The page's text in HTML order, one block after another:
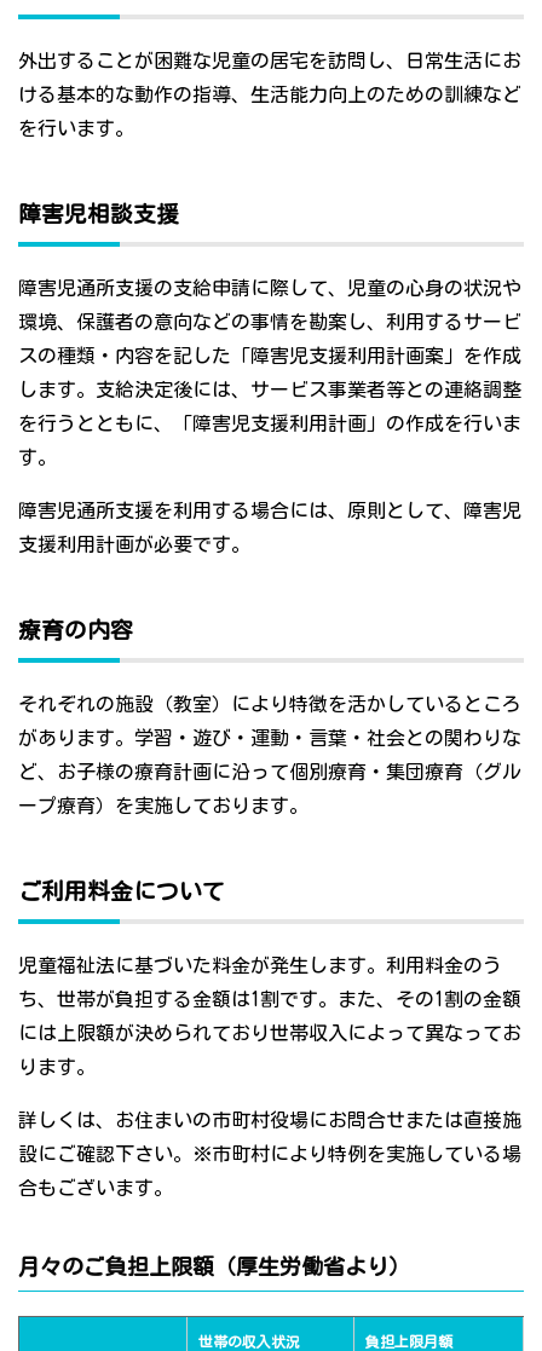
外出することが困難な児童の居宅を訪問し、日常生活にお
ける基本的な動作の指導、生活能力向上のための訓練など
を行います。
障害児相談支援
障害児通所支援の支給申請に際して、児童の心身の状況や
環境、保護者の意向などの事情を勘案し、利用するサービ
スの種類・内容を記した「障害児支援利用計画案」を作成
します。支給決定後には、サービス事業者等との連絡調整
を行うとともに、「障害児支援利用計画」の作成を行いま
す。
障害児通所支援を利用する場合には、原則として、障害児
支援利用計画が必要です。
療育の内容
それぞれの施設（教室）により特徴を活かしているところ
があります。学習・遊び・運動・言葉・社会との関わりな
ど、お子様の療育計画に沿って個別療育・集団療育（グル
ープ療育）を実施しております。
ご利用料金について
児童福祉法に基づいた料金が発生します。利用料金のう
ち、世帯が負担する金額は1割です。また、その1割の金額
には上限額が決められており世帯収入によって異なってお
ります。
詳しくは、お住まいの市町村役場にお問合せまたは直接施
設にご確認下さい。※市町村により特例を実施している場
合もございます。
月々のご負担上限額（厚生労働省より）
世帯の収入状況 負担上限月額